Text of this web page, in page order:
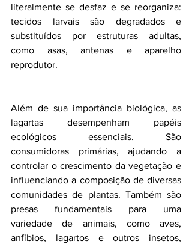
literalmente se desfaz e se reorganiza:
tecidos larvais são degradados e
substituídos por estruturas adultas,
como asas, antenas e aparelho
reprodutor.
Além de sua importância biológica, as
lagartas desempenham papéis
ecológicos essenciais. São
consumidoras primárias, ajudando a
controlar o crescimento da vegetação e
influenciando a composição de diversas
comunidades de plantas. Também são
presas fundamentais para uma
variedade de animais, como aves,
anfíbios, lagartos e outros insetos,